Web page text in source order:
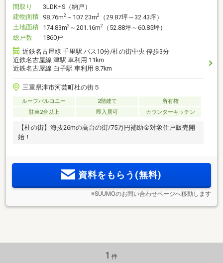
間取り
3LDK+S（納戸）
建物面積 98.76m2 ～107.23m2
（29.87坪～32.43坪）
土地面積 174.83m2 ～201.16m2
（52.88坪～60.85坪）
総戸数
1860戸
近鉄名古屋線 千里駅 バス10分/杜の街中央 停歩3分
近鉄名古屋線 津駅 車利用 11km
近鉄名古屋線 白子駅 車利用 8.7km
三重県津市河芸町杜の街５
ルーフバルコニー 2階建て
所有権
駐車2台以上
即入居可 カウンターキッチン
【杜の街】海抜26mの高台の街/75万円補助金対象住戸販売開
始！
資料をもらう(無料)
※SUUMOのお問い合わせページへ移動します
1 件